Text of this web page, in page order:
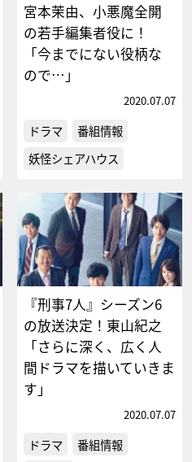
宮本茉由、小悪魔全開
の若手編集者役に！
「今までにない役柄な
ので…」
2020.07.07
ドラマ
番組情報
妖怪シェアハウス
『刑事7人』シーズン6
の放送決定！東山紀之
「さらに深く、広く人
間ドラマを描いていきま
す」
2020.07.07
ドラマ
番組情報